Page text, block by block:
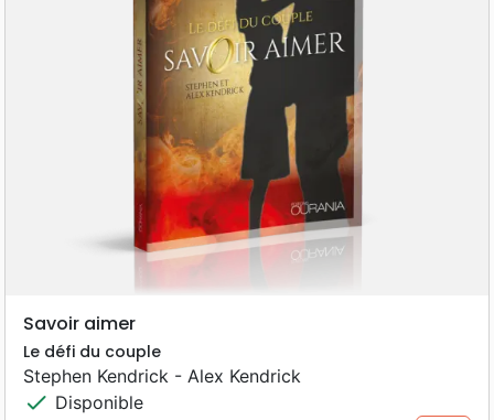
Savoir aimer
Le défi du couple
Stephen Kendrick - Alex Kendrick
check Disponible